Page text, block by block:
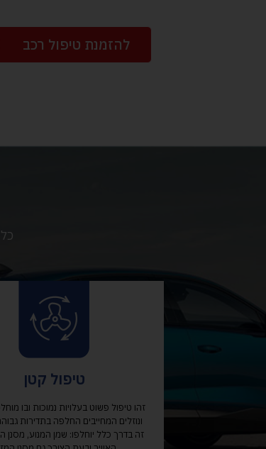
להזמנת טיפול רכב
טיפול קטן
זהו טיפול פשוט בעלויות נמוכות ובו
ונוזלים המחייבים החלפה בתדירות
זה בדרך כלל יוחלפו: שמן המנוע, מסנן